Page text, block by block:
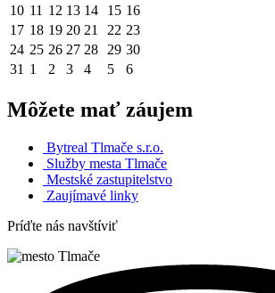
10 11 12 13 14 15 16
17 18 19 20 21 22 23
24 25 26 27 28 29 30
31 1 2 3 4 5 6
Môžete mať záujem
Bytreal Tlmače s.r.o.
Služby mesta Tlmače
Mestské zastupitelstvo
Zaujímavé linky
Príďte nás navštíviť